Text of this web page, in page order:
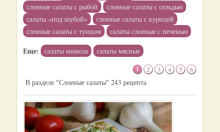
слоеные салаты с рыбой
слоеные салаты с сельдью
салаты «под шубой»
слоеные салаты с курицей
слоеные салаты с тунцом
салаты слоеные с печенью
Еще: салаты мимоза салаты мясные
1 2 3 4 5 6
В разделе "Слоеные салаты" 243 рецепта